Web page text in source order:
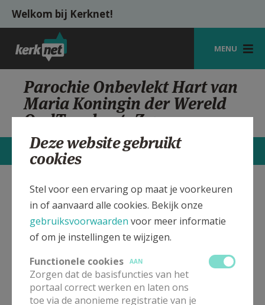
Overslaan en naar de inhoud gaan
Welkom bij Kerknet!
MENU
STARTPAGINA
KERK
SHOP
HULP
MIJN PAROCHIE
AANMELDEN OF REGISTREREN
Parochie Onbevlekt Hart van
Maria Koningin der Wereld
OudTurnhout, Zwaneven
STARTPAGINA CONTACTEN MEER
Verbergen
Onbevlekt Hart van Maria
Koningin der Wereld
Parochiekerk Oud-Turnhout,
Zwaneven
Bekijk de details voor de weekendvieringen die doorgaan
in deze kerk, het adres van de kerk, alsook een lijst met
kerken in de buurt.
Deze website gebruikt
cookies
Stel voor een ervaring op maat je voorkeuren
in of aanvaard alle cookies. Bekijk onze
gebruiksvoorwaarden voor meer informatie
of om je instellingen te wijzigen.
Functionele cookies
AAN
Zorgen dat de basisfuncties van het
portaal correct werken en laten ons
toe via de anonieme registratie van je